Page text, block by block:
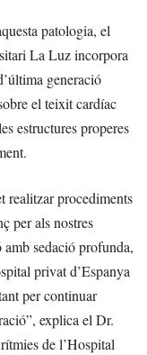
patologia, el
La Luz incorpora
generació
el teixit cardíac
estructures properes
realitzar procediments
per als nostres
sedació profunda,
privat d’Espanya
per continuar
explica el Dr.
de l’Hospital